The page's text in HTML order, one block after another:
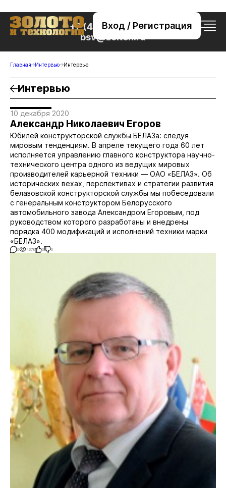
Вход / Регистрация
+7 (495) 221-76-32
bsv@zolteh.ru
Главная Интервью Интервью
Интервью
10 декабря 2020
Александр Николаевич Егоров
Юбилей конструкторской службы БЕЛАЗа: следуя
мировым тенденциям. В апреле текущего года 60 лет
исполняется управлению главного конструктора научно-
технического центра одного из ведущих мировых
производителей карьерной техники — ОАО «БЕЛАЗ». Об
исторических вехах, перспективах и стратегии развития
белазовской конструкторской службы мы побеседовали
с генеральным конструктором Белорусского
автомобильного завода Александром Егоровым, под
руководством которого разработаны и внедрены
порядка 400 модификаций и исполнений техники марки
«БЕЛАЗ».
0 4678 0 0